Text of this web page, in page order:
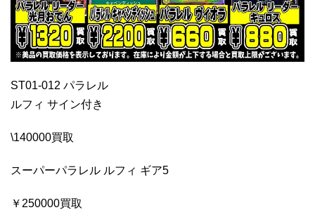
ST01-012 パラレル
ルフィ サイン付き
\140000買取
スーパーパラレル ルフィ ギア5
￥250000買取